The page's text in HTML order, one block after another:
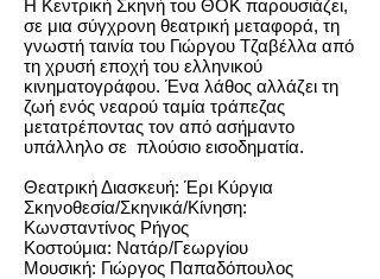
Η Κεντρική Σκηνή του ΘΟΚ παρουσιάζει,
σε μια σύγχρονη θεατρική μεταφορά, τη
γνωστή ταινία του Γιώργου Τζαβέλλα από
τη χρυσή εποχή του ελληνικού
κινηματογράφου. Ένα λάθος αλλάζει τη
ζωή ενός νεαρού ταμία τράπεζας
μετατρέποντας τον από ασήμαντο
υπάλληλο σε πλούσιο εισοδηματία.
Θεατρική Διασκευή: Έρι Κύργια
Σκηνοθεσία/Σκηνικά/Κίνηση:
Κωνσταντίνος Ρήγος
Κοστούμια: Νατάρ/Γεωργίου
Μουσική: Γιώργος Παπαδόπουλος